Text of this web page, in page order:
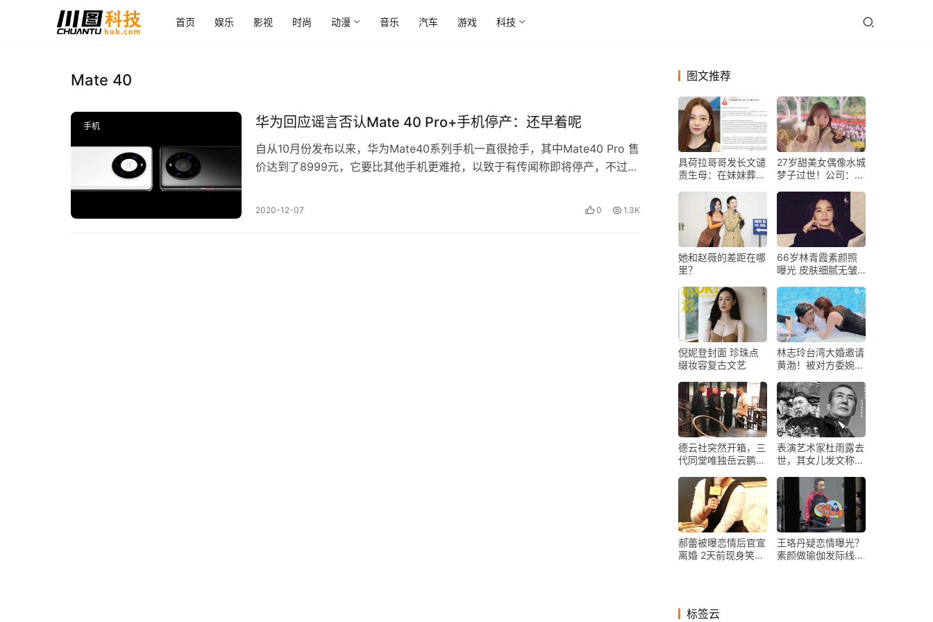
首页 娱乐 影视 时尚 动漫 音乐 汽车 游戏 科技
Mate 40
手机 华为回应谣言否认Mate 40 Pro+手机停产：还早着呢
自从10月份发布以来，华为Mate40系列手机一直很抢手，其中Mate40 Pro 售
价达到了8999元，它要比其他手机更难抢，以致于有传闻称即将停产，不过华
2020-12-07 0 1.3K
图文推荐
具荷拉哥哥发长文谴
责生母：在妹妹葬礼
27岁甜美女偶像水城
梦子过世！公司：希
她和赵薇的差距在哪
里？
66岁林青霞素颜照
曝光 皮肤细腻无皱
倪妮登封面 珍珠点
缀妆容复古文艺
林志玲台湾大婚邀请
黄渤！被对方委婉推
精！
德云社突然开箱，三
代同堂唯独岳云鹏搞
心疼
表演艺术家杜雨露去
世，其女儿发文称一
文哀悼
郝蕾被曝恋情后官宣
离婚 2天前现身笑容
王珞丹疑恋情曝光？
素颜做瑜伽发际线超
标签云